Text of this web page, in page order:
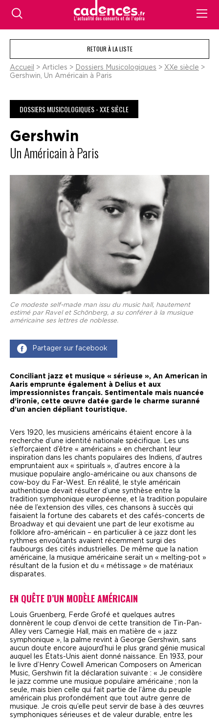
RETOUR À LA LISTE
Accueil > Articles > Dossiers Musicologiques > XXe siècle >
Gershwin, Un Américain à Paris
DOSSIERS MUSICOLOGIQUES - XXE SIÈCLE
Gershwin
Un Américain à Paris
Ce modeste self-made man issu du music hall, hautement
estimé par Ravel et Schönberg, a su conférer à la musique
américaine ses lettres de noblesse.
Partager sur facebook
Conciliant jazz et musique « sérieuse », An American in
Aaris emprunte également à Delius et aux
impressionnistes français. Sentimentale mais nuancée
d’ironie, cette œuvre datée garde le charme suranné
d’un ancien dépliant touristique.
Vers 1920, les musiciens américains étaient encore à la
recherche d’une identité nationale spécifique. Les uns
s’efforçaient d’être « américains » en cherchant leur
inspiration dans les chants populaires des Indiens, d’autres
empruntaient aux « spirituals », d’autres encore à la
musique populaire anglo-américaine ou aux chansons de
cow-boy du Far-West. En réalité, le style américain
authentique devait résulter d’une synthèse entre la
tradition symphonique européenne, et la tradition populaire
née de l’extension des villes, ces chansons à succès qui
faisaient la fortune des cabarets et des cafés-concerts de
Broadway et qui devaient une part de leur exotisme au
folklore afro-américain – en particulier à ce jazz dont les
rythmes envoûtants avaient récemment surgi des
faubourgs des cités industrielles. De même que la nation
américaine, la musique américaine serait un « melting-pot »
résultant de la fusion et du « métissage » de matériaux
disparates.
EN QUÊTE D’UN MODÈLE AMÉRICAIN
Louis Gruenberg, Ferde Grofé et quelques autres
donnèrent le coup d’envoi de cette transition de Tin-Pan-
Alley vers Carnegie Hall, mais en matière de « jazz
symphonique », la palme revint à George Gershwin, sans
aucun doute encore aujourd’hui le plus grand génie musical
auquel les États-Unis aient donné naissance. En 1933, pour
le livre d’Henry Cowell American Composers on American
Music, Gershwin fit la déclaration suivante : « Je considère
le jazz comme une musique populaire américaine ; non la
seule, mais bien celle qui fait partie de l’âme du peuple
américain plus profondément que tout autre genre de
musique. Je crois qu’elle peut servir de base à des œuvres
symphoniques sérieuses et de valeur durable, entre les